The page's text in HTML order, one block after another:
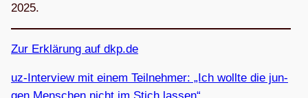
2025.
Zur Erklä­rung auf dkp.de
uz-Inter­view mit einem Teil­neh­mer: „Ich wollte die jun­